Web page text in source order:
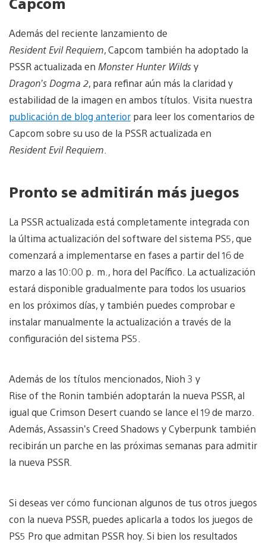
Además del reciente lanzamiento de
Resident Evil Requiem, Capcom también ha adoptado la
PSSR actualizada en Monster Hunter Wildsy
Dragon’s Dogma 2, para refinar aún más la claridad y
estabilidad de la imagen en ambos títulos. Visita nuestra
publicación de blog anterior para leer los comentarios de
Capcom sobre su uso de la PSSR actualizada en
Resident Evil Requiem
Pronto se admitirán más juegos
La PSSR actualizada está completamente integrada con
la última actualización del software del sistema PS5, que
comenzará a implementarse en fases a partir del 16 de
marzo a las 10:00 p. m., hora del Pacífico. La actualización
estará disponible gradualmente para todos los usuarios
en los próximos días, y también puedes comprobar e
instalar manualmente la actualización a través de la
configuración del sistema PS5.
Además de los títulos mencionados, Nioh 3 y
Rise of the Ronin también adoptarán la nueva PSSR, al
igual que Crimson Desert cuando se lance el 19 de marzo.
Además, Assassin’s Creed Shadows y Cyberpunk también
recibirán un parche en las próximas semanas para admitir
la nueva PSSR.
Si deseas ver cómo funcionan algunos de tus otros juegos
con la nueva PSSR, puedes aplicarla a todos los juegos de
PS5 Pro que admitan PSSR hoy. Si bien los resultados